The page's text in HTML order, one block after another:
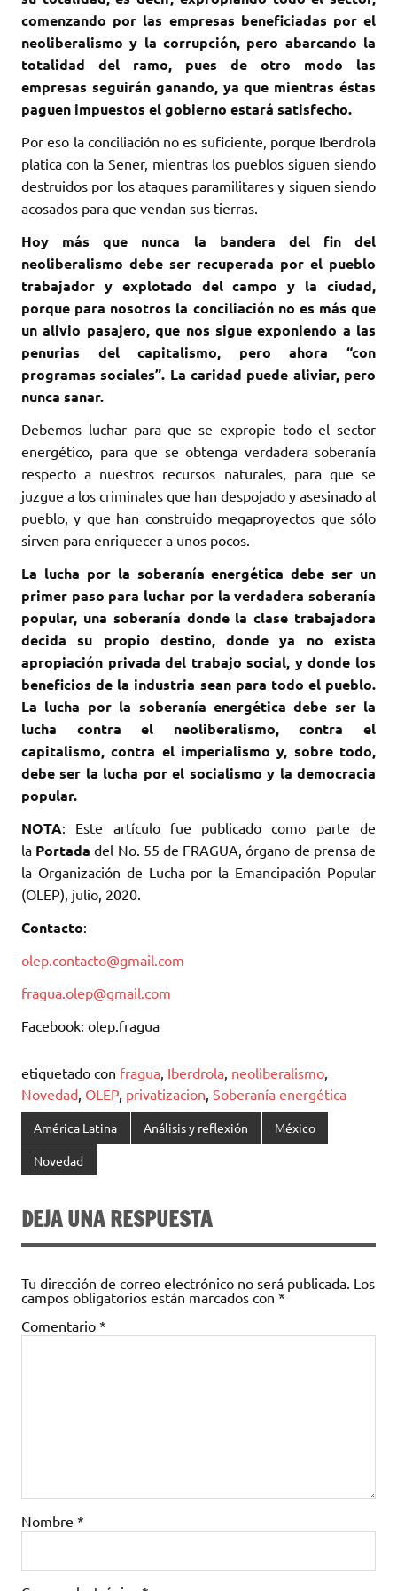
comenzando por las empresas beneficiadas por el
neoliberalismo y la corrupción, pero abarcando la
totalidad del ramo, pues de otro modo las
empresas seguirán ganando, ya que mientras éstas
paguen impuestos el gobierno estará satisfecho.
Por eso la conciliación no es suficiente, porque Iberdrola
platica con la Sener, mientras los pueblos siguen siendo
destruidos por los ataques paramilitares y siguen siendo
acosados para que vendan sus tierras.
Hoy más que nunca la bandera del fin del
neoliberalismo debe ser recuperada por el pueblo
trabajador y explotado del campo y la ciudad,
porque para nosotros la conciliación no es más que
un alivio pasajero, que nos sigue exponiendo a las
penurias del capitalismo, pero ahora “con
programas sociales”. La caridad puede aliviar, pero
nunca sanar.
Debemos luchar para que se expropie todo el sector
energético, para que se obtenga verdadera soberanía
respecto a nuestros recursos naturales, para que se
juzgue a los criminales que han despojado y asesinado al
pueblo, y que han construido megaproyectos que sólo
sirven para enriquecer a unos pocos.
La lucha por la soberanía energética debe ser un
primer paso para luchar por la verdadera soberanía
popular, una soberanía donde la clase trabajadora
decida su propio destino, donde ya no exista
apropiación privada del trabajo social, y donde los
beneficios de la industria sean para todo el pueblo.
La lucha por la soberanía energética debe ser la
lucha contra el neoliberalismo, contra el
capitalismo, contra el imperialismo y, sobre todo,
debe ser la lucha por el socialismo y la democracia
popular.
NOTA: Este artículo fue publicado como parte de
la Portada del No. 55 de FRAGUA, órgano de prensa de
la Organización de Lucha por la Emancipación Popular
(OLEP), julio, 2020.
Contacto:
olep.contacto@gmail.com
fragua.olep@gmail.com
Facebook: olep.fragua
etiquetado con fragua, Iberdrola, neoliberalismo,
Novedad, OLEP, privatizacion, Soberanía energética
América Latina Análisis y reflexión México
Novedad
DEJA UNA RESPUESTA
Tu dirección de correo electrónico no será publicada. Los
campos obligatorios están marcados con *
Comentario *
Nombre *